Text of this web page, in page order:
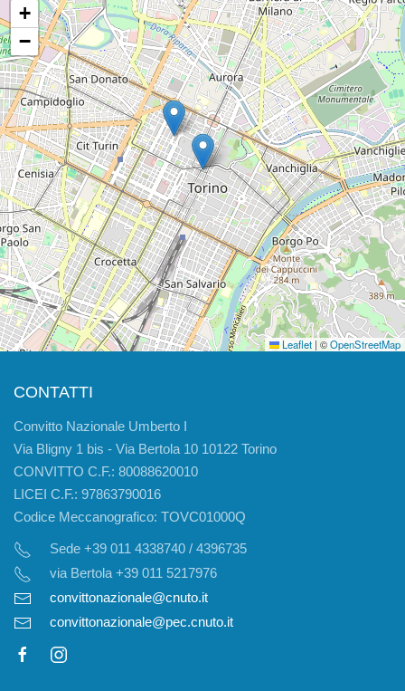
+
−
Leaflet | ©OpenStreetMap
CONTATTI
Convitto Nazionale Umberto I
Via Bligny 1 bis - Via Bertola 10 10122 Torino
CONVITTO C.F.: 80088620010
LICEI C.F.: 97863790016
Codice Meccanografico: TOVC01000Q
Sede +39 011 4338740 / 4396735
via Bertola +39 011 5217976
convittonazionale@cnuto.it
convittonazionale@pec.cnuto.it